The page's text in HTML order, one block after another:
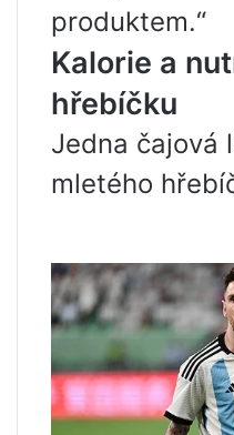
produktem.“
Kalorie a
hřebíčku
Jedna čajová
mletého